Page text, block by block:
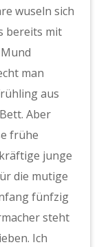
wuseln sich
bereits mit
man
aus
Aber
frühe
junge
die mutige
fünfzig
steht
Ich